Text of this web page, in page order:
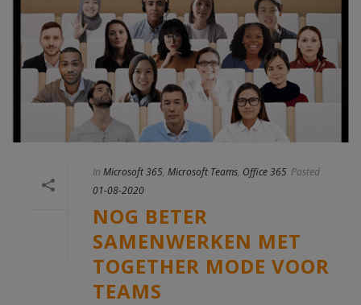
In Microsoft 365, Microsoft Teams, Office 365 Posted
01-08-2020
NOG BETER
SAMENWERKEN MET
TOGETHER MODE VOOR
TEAMS